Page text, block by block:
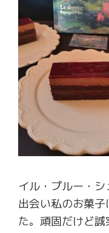
イル・プルー・
出会い私のお菓
た。頑固だけど